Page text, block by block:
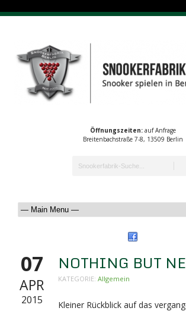
Öffnungszeiten:auf Anfrage
Breitenbachstraße 7-8, 13509 Berlin
07
APR
2015
NOTHING BUT
KATEGORIE: Allgemein
Kleiner Rückblick auf das